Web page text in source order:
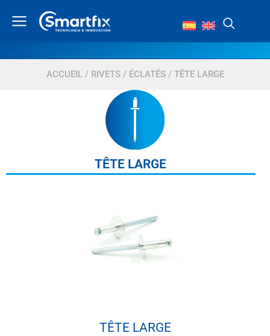
ACCUEIL/ RIVETS/ ÉCLATÉS/ TÊTE LARGE
TÊTE LARGE
TÊTE LARGE